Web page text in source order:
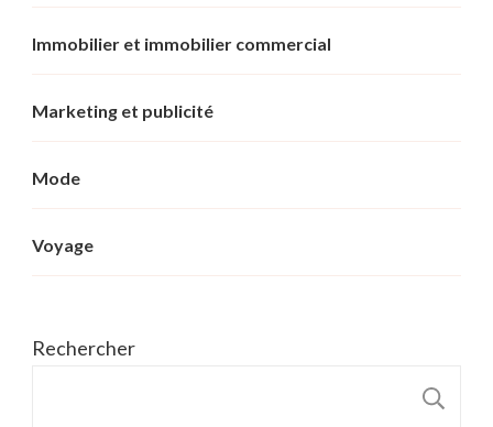
Immobilier et immobilier commercial
Marketing et publicité
Mode
Voyage
Rechercher